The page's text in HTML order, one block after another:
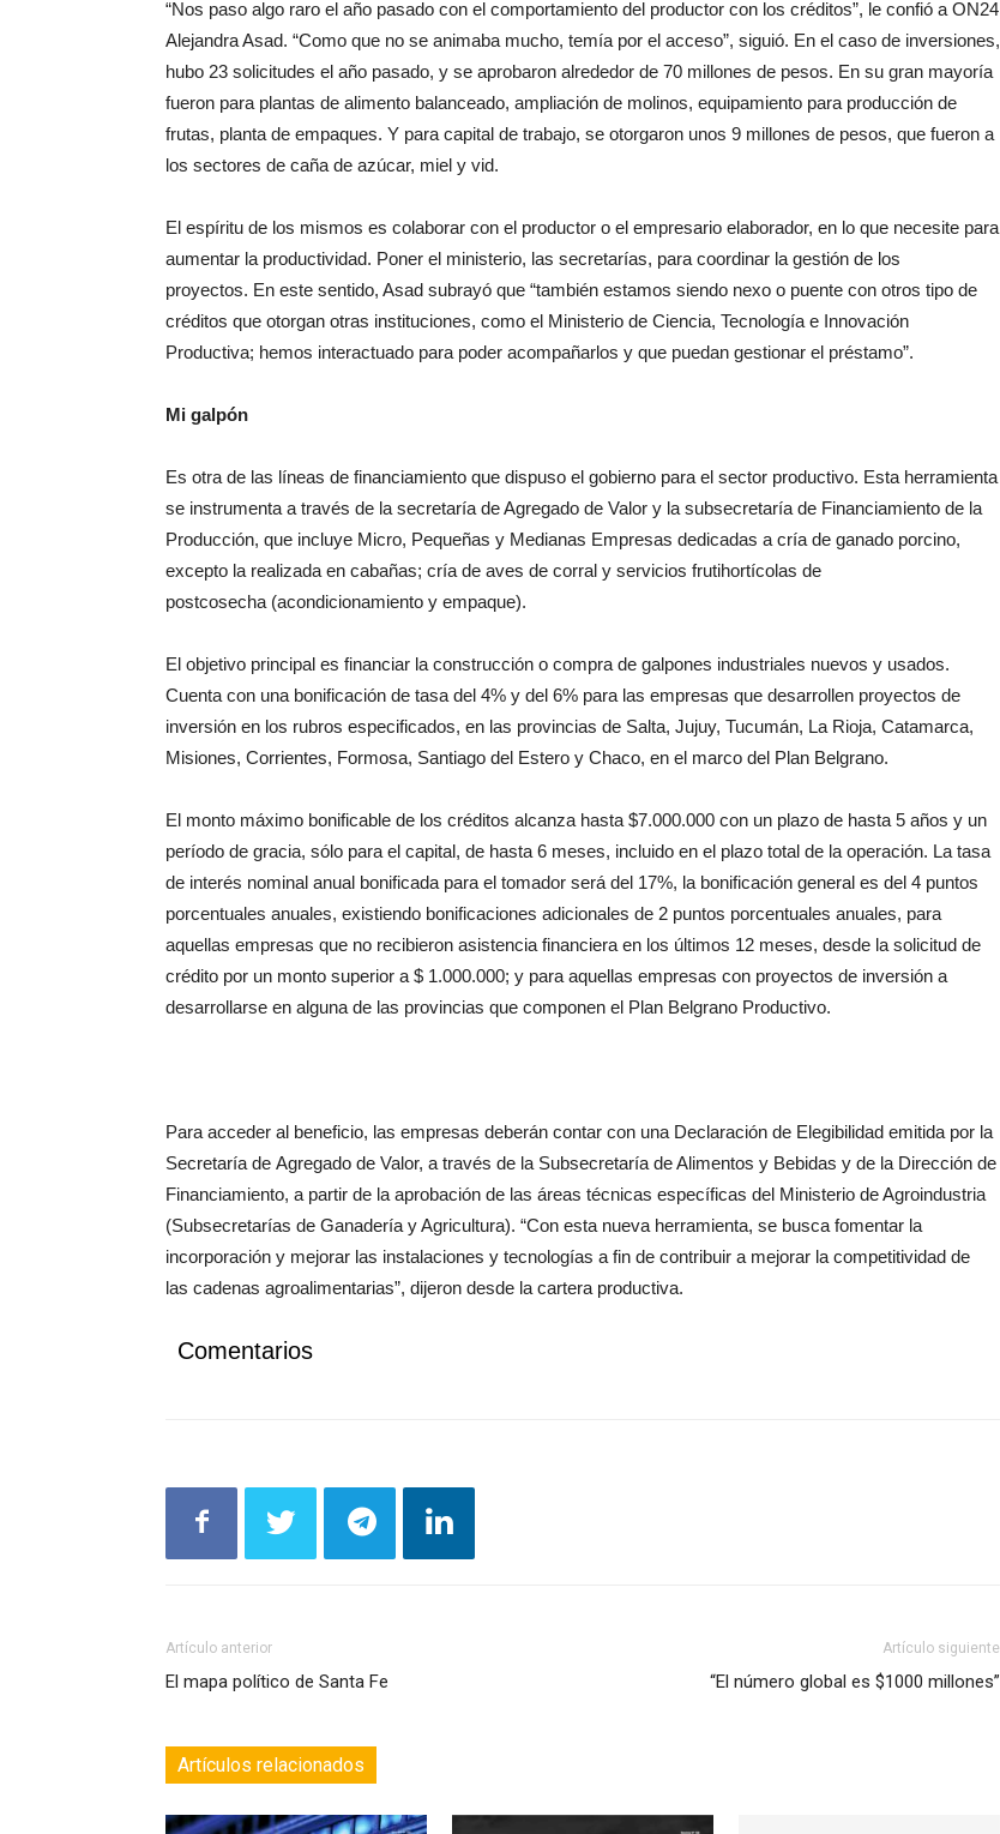
Alejan
dra Asad. “Como que no se animaba mucho, temía por el acceso”, siguió. En
el caso de inversiones,
hubo 23 solicitu
des el año pasado, y se aprobaron alre dedor de 70 millones de pesos. En su
gran mayoría
fueron para plantas de ali mento balanceado, ampliación de mo linos, equipamiento para producción
de
frutas, planta de empaques. Y para
capital de trabajo, se otorgaron unos 9
millones de pesos, que fueron a
los sec
tores de caña de azúcar, miel y vid.
El espíritu de los mismos es colaborar con el productor o el empresario elaborador, en lo que necesite para
aumentar la producti vidad. Poner el ministerio, las secretarías,
para coordinar la gestión de los
En este sentido, Asad subrayó que “también estamos siendo nexo o puente con otros ti po de
créditos que otorgan otras institucio
nes, como el Ministerio de Ciencia, Tecno logía e Innovación
Productiva; hemos inte
ractuado para poder acompañarlos y que puedan gestionar el préstamo”.
Mi galpón
Es otra de las líneas de financiamiento que dispuso el gobierno para el sector produc
tivo. Esta herramienta
se instrumenta a
través de la secretaría de Agregado de Va lor y la subsecretaría de Financiamiento
de la
Producción, que incluye Micro, Pe
queñas y Medianas Empresas dedicadas
a cría de ganado porcino,
excepto la rea lizada en cabañas; cría de aves de corral
y servicios frutihortícolas de
postcosecha
(acondicionamiento y empaque).
El objetivo principal es financiar la construcción o compra de galpones industriales nuevos y usados.
Cuenta con una bonificación de tasa del 4% y del 6% para las
empresas que desarrollen proyectos de
in
versión en los rubros especificados, en las provincias de Salta, Jujuy, Tucumán, La Rioja, Catamarca,
Misiones, Corrientes, Formosa, Santiago del Estero y Chaco, en el marco del Plan Belgrano.
El monto máximo bonificable de los cré ditos alcanza hasta $7.000.000 con un
plazo de hasta 5 años y un
período de gra
cia, sólo para el capital, de hasta 6 meses, incluido en el plazo total de la operación. La tasa
de interés nominal anual bonifi cada para el tomador será del 17%, la bo
nificación general es del 4 puntos
tuales anuales, existiendo bonificaciones adicionales de 2 puntos porcentuales anua les, para
aquellas empresas que no recibieron asistencia financiera en los últimos
12 meses, desde la solicitud de
crédito por
un monto superior a $ 1.000.000; y para aquellas empresas con proyectos de inver
sión a
desarrollarse en alguna de las pro
vincias que componen el Plan Belgrano Productivo.
Para acceder al beneficio, las empresas deberán contar con una Declaración de Elegibilidad emitida por la
Secretaría de
Agregado de Valor, a través de la Subse cretaría de Alimentos y Bebidas y de la Di rección de
Financiamiento, a partir de la
aprobación de las áreas técnicas específi cas del Ministerio de Agroindustria
(Sub
secretarías de Ganadería y Agricultura). “Con esta nueva herramienta, se busca fomentar la
incorporación y mejorar las instalaciones y tecnologías a fin de con
tribuir a mejorar la competitividad de
las
cadenas agroalimentarias”, dijeron desde la cartera productiva.
Comentarios
Artículo anterior
El mapa político de Santa Fe
Artículo siguiente
“El número global es $1000 millones”
Artículos relacionados